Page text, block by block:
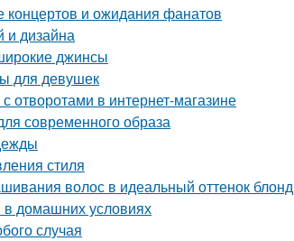
и ожидания фанатов
и дизайна
джинсы
для девушек
отворотами в интернет-магазине
современного образа
стиля
волос в идеальный оттенок блонд
домашних условиях
случая